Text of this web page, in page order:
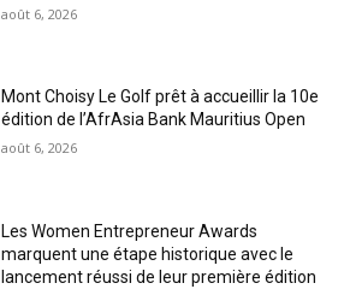
août 6, 2026
Mont Choisy Le Golf prêt à accueillir la 10e
édition de l’AfrAsia Bank Mauritius Open
août 6, 2026
Les Women Entrepreneur Awards
marquent une étape historique avec le
lancement réussi de leur première édition